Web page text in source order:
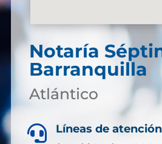
Notaría
Barranquilla
Atlántico
 Líneas de